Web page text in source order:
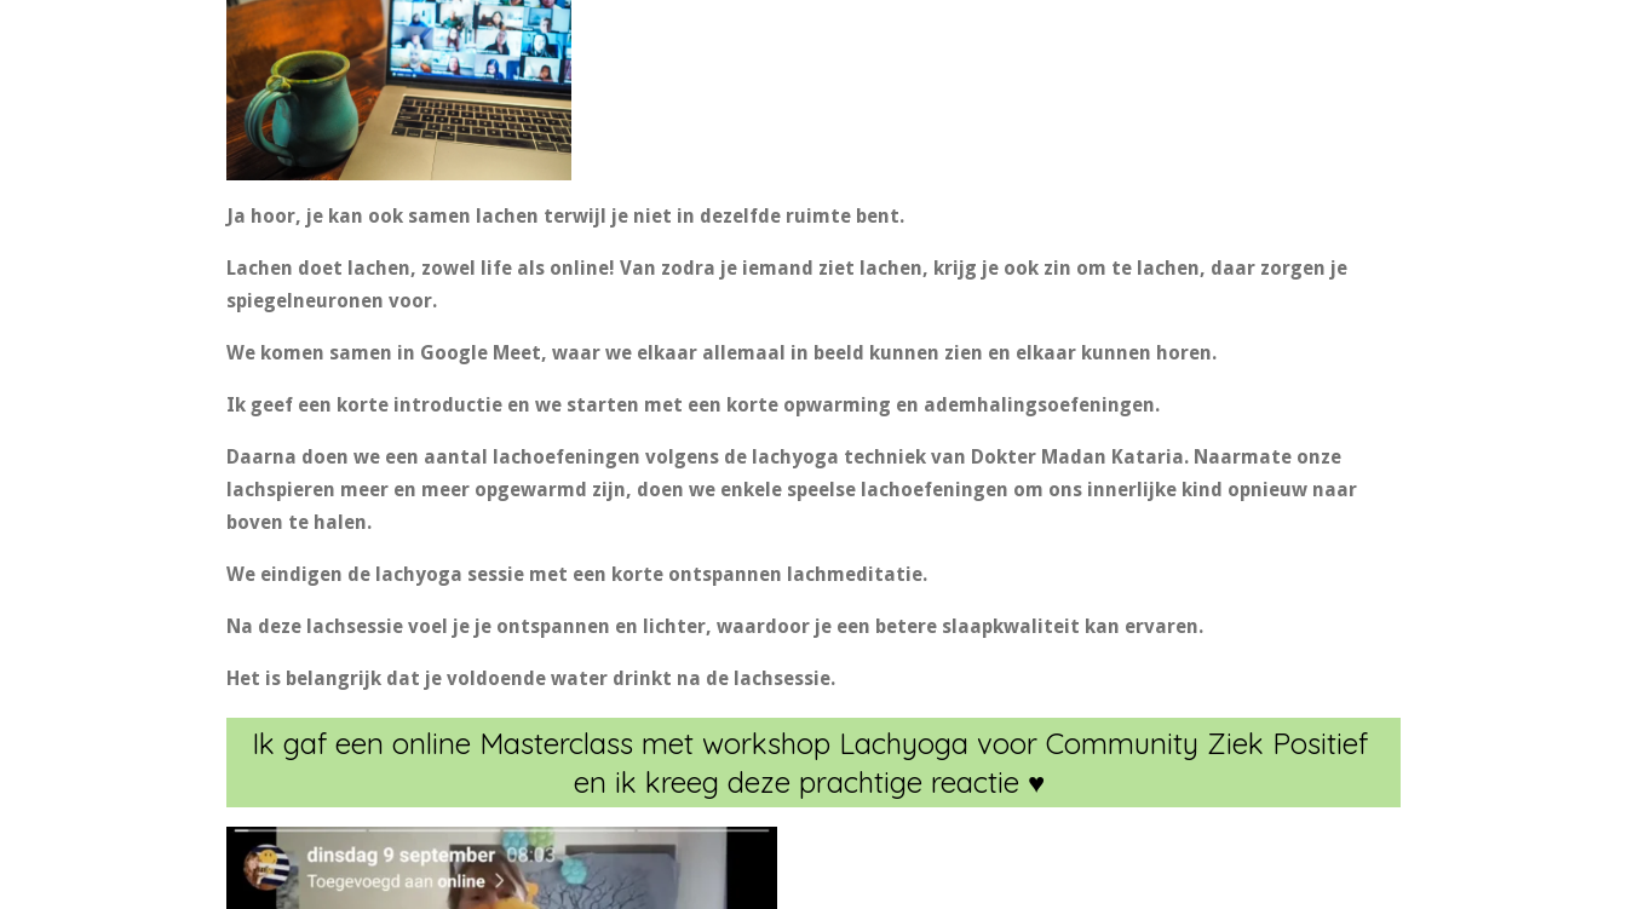
Ja hoor, je kan ook samen lachen terwijl je niet in dezelfde ruimte bent.
Lachen doet lachen, zowel life als online! Van zodra je iemand ziet lachen, krijg je ook zin om te lachen, daar zorgen je
spiegelneuronen voor.
We komen samen in Google Meet, waar we elkaar allemaal in beeld kunnen zien en elkaar kunnen horen.
Ik geef een korte introductie en we starten met een korte opwarming en ademhalingsoefeningen.
Daarna doen we een aantal lachoefeningen volgens de lachyoga techniek van Dokter Madan Kataria. Naarmate onze
lachspieren meer en meer opgewarmd zijn, doen we enkele speelse lachoefeningen om ons innerlijke kind opnieuw naar
boven te halen.
We eindigen de lachyoga sessie met een korte ontspannen lachmeditatie.
Na deze lachsessie voel je je ontspannen en lichter, waardoor je een betere slaapkwaliteit kan ervaren.
Het is belangrijk dat je voldoende water drinkt na de lachsessie.
Ik gaf een online Masterclass met workshop Lachyoga voor Community Ziek Positief
en ik kreeg deze prachtige reactie ♥